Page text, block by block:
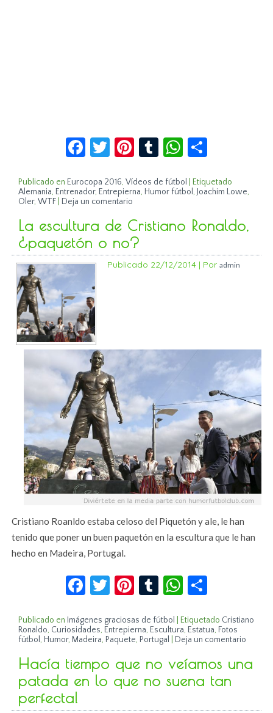
Facebook
Twitter
Pinterest
TumblrWhatsApp
Publicado en Eurocopa 2016,Vídeos de fútbol
Etiquetado
Alemania, Entrenador, Entrepierna, Humor fútbol,Joachim Lowe,
Oler,WTF Deja un comentario
La escultura de Cristiano Ronaldo,
¿paquetón o no?
Publicado 22/12/2014 | Por admin
Cristiano Roanldo estaba celoso del Piquetón y ale, le han
tenido que poner un buen paquetón en la escultura que le han
hecho en Madeira, Portugal.
Facebook
Twitter
Pinterest
TumblrWhatsApp
Publicado en Imágenes graciosas de fútbol Etiquetado Cristiano
Ronaldo, Curiosidades, Entrepierna, Escultura, Estatua, Fotos
fútbol , Humor, Madeira, Paquete, Portugal Deja un comentario
Hacía tiempo que no veíamos una
patada en lo que no suena tan
perfecta!